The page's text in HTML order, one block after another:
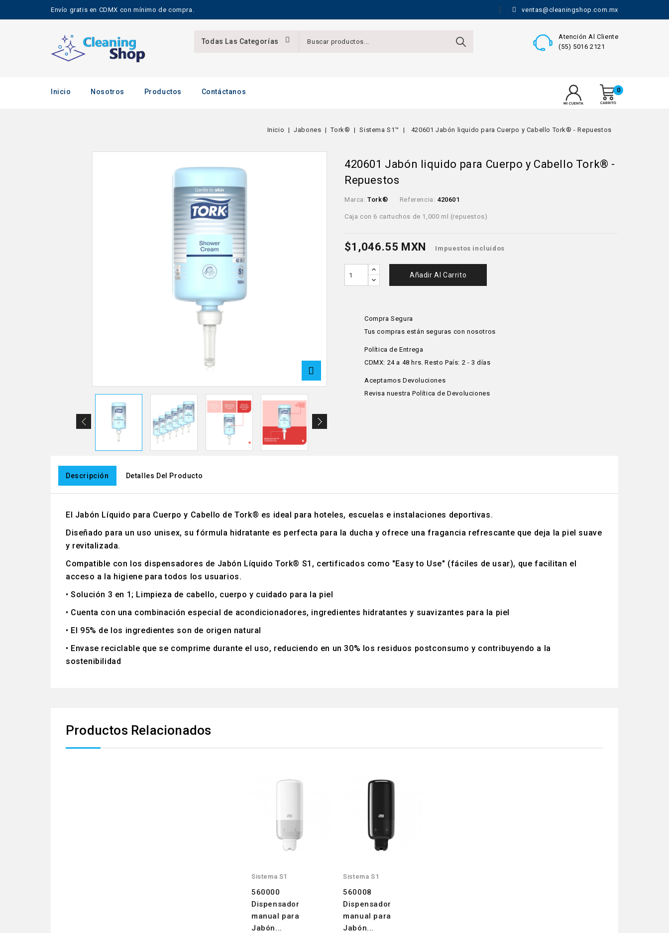
Envío gratis en CDMX con mínimo de compra. ventas@cleaningshop.com.mx
Atención Al Cliente
(55) 5016 2121
Todas Las Categorías
Inicio Nosotros Productos Contáctanos 0
Inicio Jabones Tork® Sistema S1™ 420601 Jabón liquido para Cuerpo y Cabello Tork® - Repuestos
420601 Jabón liquido para Cuerpo y Cabello Tork® -
Repuestos
Marca:Tork® Referencia: 420601
Caja con 6 cartuchos de 1,000 ml (repuestos)
$1,046.55 MXN Impuestos incluidos
Añadir Al Carrito
Compra Segura
Tus compras están seguras con nosotros
Política de Entrega
CDMX: 24 a 48 hrs. Resto País: 2 - 3 días
Aceptamos Devoluciones
Revisa nuestra Política de Devoluciones
Descripción Detalles Del Producto
El Jabón Líquido para Cuerpo y Cabello de Tork® es ideal para hoteles, escuelas e instalaciones deportivas.
Diseñado para un uso unisex, su fórmula hidratante es perfecta para la ducha y ofrece una fragancia refrescante que deja la piel suave
y revitalizada.
Compatible con los dispensadores de Jabón Líquido Tork® S1, certificados como "Easy to Use" (fáciles de usar), que facilitan el
acceso a la higiene para todos los usuarios.
• Solución 3 en 1; Limpieza de cabello, cuerpo y cuidado para la piel
• Cuenta con una combinación especial de acondicionadores, ingredientes hidratantes y suavizantes para la piel
• El 95% de los ingredientes son de origen natural
• Envase reciclable que se comprime durante el uso, reduciendo en un 30% los residuos postconsumo y contribuyendo a la
sostenibilidad
Productos Relacionados
Sistema S1
560000
Dispensador
manual para
Jabón...
Sistema S1
560008
Dispensador
manual para
Jabón...